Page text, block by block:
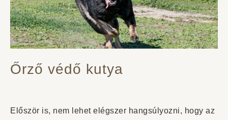
Őrző védő kutya
Először is, nem lehet elégszer hangsúlyozni, hogy az